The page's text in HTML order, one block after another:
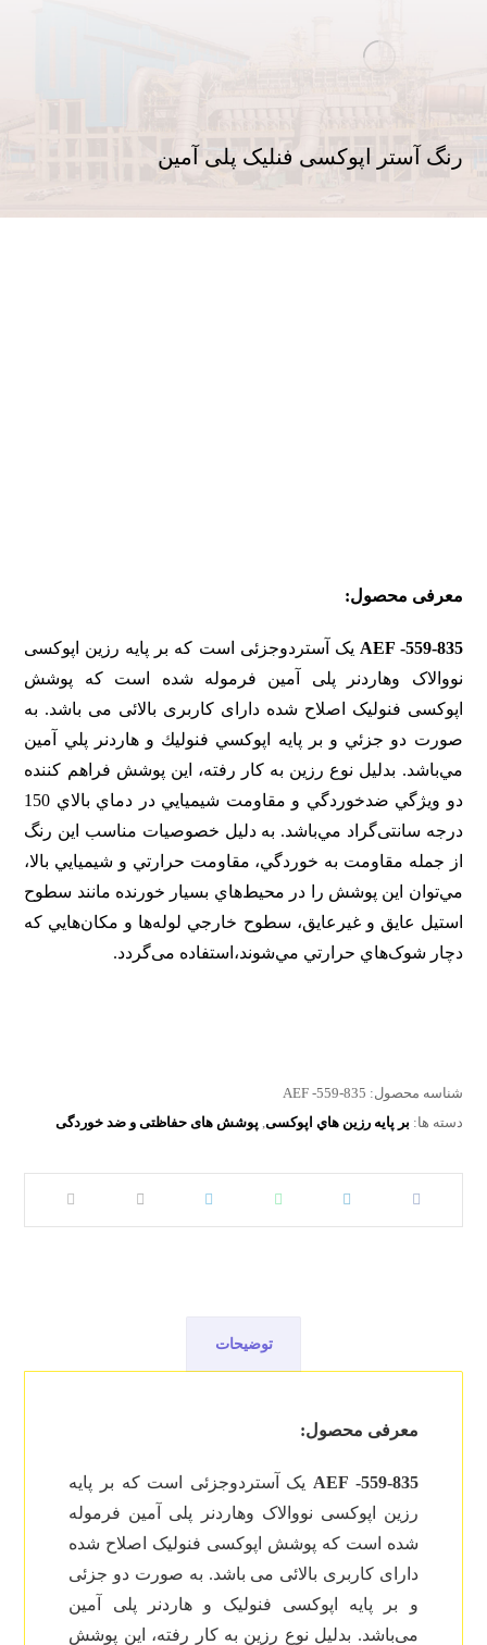
رنگ آستر اپوکسی فنلیک پلی آمین
معرفی محصول:
AEF -559-835 یک آستردوجزئی است که بر پایه رزین اپوکسی
نووالاک وهاردنر پلی آمین فرموله شده است که پوشش
اپوکسی فنولیک اصلاح شده دارای کاربری بالائی می باشد. به
صورت دو جزئي و بر پايه اپوكسي فنوليك و هاردنر پلي آمين
مي‌باشد. بدليل نوع رزين به كار رفته، اين پوشش فراهم كننده
دو ويژگي ضدخوردگي و مقاومت شيميايي در دماي بالاي 150
درجه سانتی‌گراد مي‌باشد. به دليل خصوصيات مناسب اين رنگ
از جمله مقاومت به خوردگي، مقاومت حرارتي و شيميايي بالا،
مي‌توان اين پوشش را در محيط‌هاي بسيار خورنده مانند سطوح
استيل عايق و غيرعايق، سطوح خارجي لوله‌ها و مكان‌هايي كه
دچار شوک‌هاي حرارتي مي‌شوند،استفاده می‌گردد.
شناسه محصول: AEF -559-835
دسته ها: بر پايه رزين هاي اپوکسی, پوشش های حفاظتی و ضد خوردگی
توضیحات
معرفی محصول:
AEF -559-835 یک آستردوجزئی است که بر پایه
رزین اپوکسی نووالاک وهاردنر پلی آمین فرموله
شده است که پوشش اپوکسی فنولیک اصلاح شده
دارای کاربری بالائی می باشد. به صورت دو جزئی
و بر پایه اپوکسی فنولیک و هاردنر پلی آمین
می‌باشد. بدلیل نوع رزین به کار رفته، این پوشش